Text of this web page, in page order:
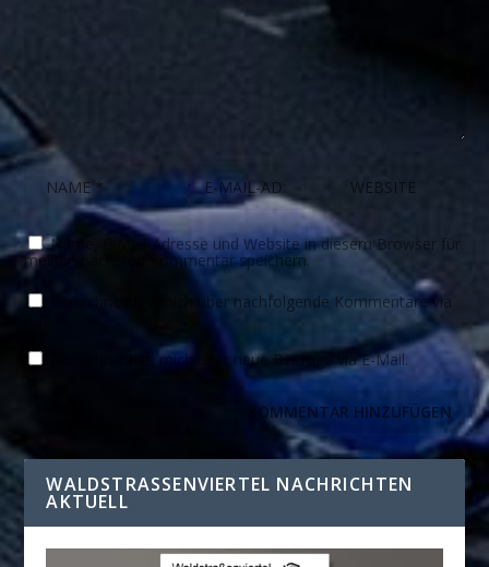
Name, E-Mail-Adresse und Website in diesem Browser für
meinen nächsten Kommentar speichern.
Benachrichtige mich über nachfolgende Kommentare via
Benachrichtige mich über neue Beiträge via E-Mail.
WALDSTRASSENVIERTEL NACHRICHTEN A
KTUELL